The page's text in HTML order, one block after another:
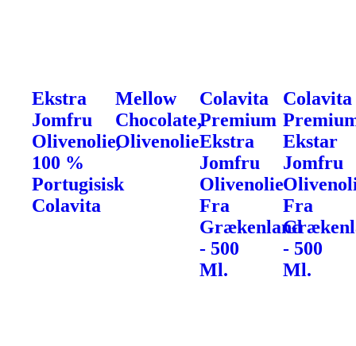
Ekstra
Jomfru
Olivenolie,
100 %
Portugisisk
Colavita
Mellow
Chocolate,
Olivenolie
Colavita
Premium
Ekstra
Jomfru
Olivenolie
Fra
Grækenland
- 500
Ml.
Colavita
Ekstar
Jomfru
Fra
- 500
Ml.